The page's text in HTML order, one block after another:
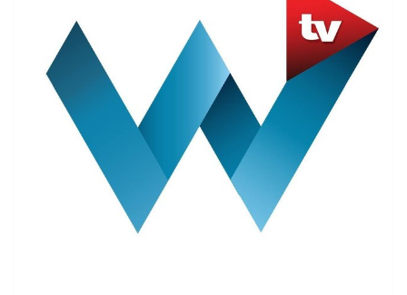
Sprawiedliwości.Wśród głosów sprzeciwu pojawiły się
głosy, że zmiany w kodeksie byłyby krokiem w kierunku
państwa policyjnego.